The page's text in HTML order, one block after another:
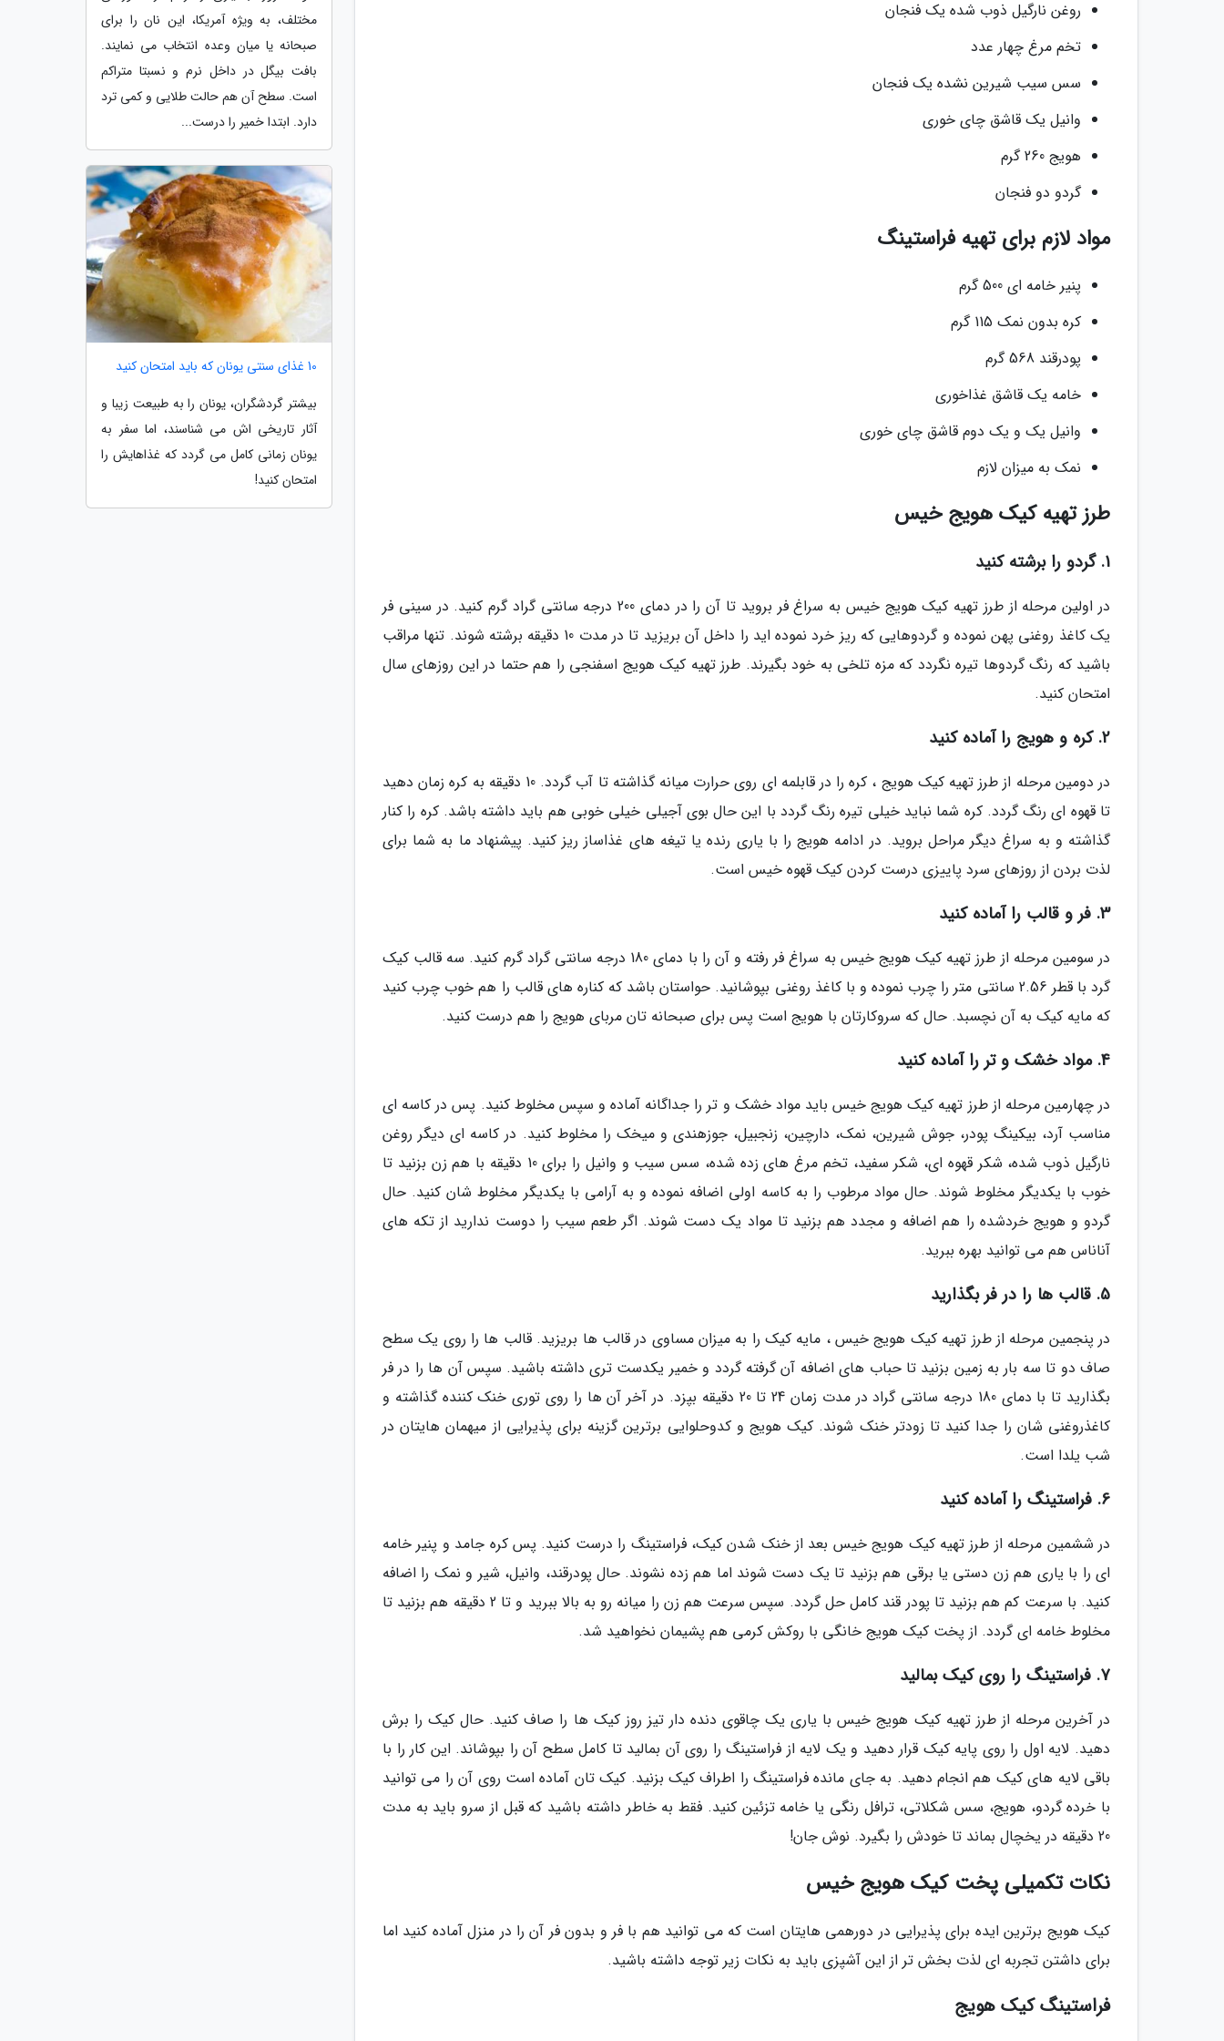
روغن نارگیل ذوب شده یک فنجان
تخم مرغ چهار عدد
سس سیب شیرین نشده یک فنجان
وانیل یک قاشق چای خوری
هویج 260 گرم
گردو دو فنجان
مواد لازم برای تهیه فراستینگ
پنیر خامه ای 500 گرم
کره بدون نمک 115 گرم
پودرقند 568 گرم
خامه یک قاشق غذاخوری
وانیل یک و یک دوم قاشق چای خوری
نمک به میزان لازم
طرز تهیه کیک هویج خیس
1. گردو را برشته کنید
در اولین مرحله از طرز تهیه کیک هویج خیس به سراغ فر بروید تا آن را در دمای 200 درجه سانتی گراد گرم کنید. در سینی فر
یک کاغذ روغنی پهن نموده و گردوهایی که ریز خرد نموده اید را داخل آن بریزید تا در مدت 10 دقیقه برشته شوند. تنها مراقب
باشید که رنگ گردوها تیره نگردد که مزه تلخی به خود بگیرند. طرز تهیه کیک هویج اسفنجی را هم حتما در این روزهای سال
امتحان کنید.
2. کره و هویج را آماده کنید
در دومین مرحله از طرز تهیه کیک هویج ، کره را در قابلمه ای روی حرارت میانه گذاشته تا آب گردد. 10 دقیقه به کره زمان دهید
تا قهوه ای رنگ گردد. کره شما نباید خیلی تیره رنگ گردد با این حال بوی آجیلی خیلی خوبی هم باید داشته باشد. کره را کنار
گذاشته و به سراغ دیگر مراحل بروید. در ادامه هویج را با یاری رنده یا تیغه های غذاساز ریز کنید. پیشنهاد ما به شما برای
لذت بردن از روزهای سرد پاییزی درست کردن کیک قهوه خیس است.
3. فر و قالب را آماده کنید
در سومین مرحله از طرز تهیه کیک هویج خیس به سراغ فر رفته و آن را با دمای 180 درجه سانتی گراد گرم کنید. سه قالب کیک
گرد با قطر 2.56 سانتی متر را چرب نموده و با کاغذ روغنی بپوشانید. حواستان باشد که کناره های قالب را هم خوب چرب کنید
که مایه کیک به آن نچسبد. حال که سروکارتان با هویج است پس برای صبحانه تان مربای هویج را هم درست کنید.
4. مواد خشک و تر را آماده کنید
در چهارمین مرحله از طرز تهیه کیک هویج خیس باید مواد خشک و تر را جداگانه آماده و سپس مخلوط کنید. پس در کاسه ای
مناسب آرد، بیکینگ پودر، جوش شیرین، نمک، دارچین، زنجبیل، جوزهندی و میخک را مخلوط کنید. در کاسه ای دیگر روغن
نارگیل ذوب شده، شکر قهوه ای، شکر سفید، تخم مرغ های زده شده، سس سیب و وانیل را برای 10 دقیقه با هم زن بزنید تا
خوب با یکدیگر مخلوط شوند. حال مواد مرطوب را به کاسه اولی اضافه نموده و به آرامی با یکدیگر مخلوط شان کنید. حال
گردو و هویج خردشده را هم اضافه و مجدد هم بزنید تا مواد یک دست شوند. اگر طعم سیب را دوست ندارید از تکه های
آناناس هم می توانید بهره ببرید.
5. قالب ها را در فر بگذارید
در پنجمین مرحله از طرز تهیه کیک هویج خیس ، مایه کیک را به میزان مساوی در قالب ها بریزید. قالب ها را روی یک سطح
صاف دو تا سه بار به زمین بزنید تا حباب های اضافه آن گرفته گردد و خمیر یکدست تری داشته باشید. سپس آن ها را در فر
بگذارید تا با دمای 180 درجه سانتی گراد در مدت زمان 24 تا 20 دقیقه بپزد. در آخر آن ها را روی توری خنک کننده گذاشته و
کاغذروغنی شان را جدا کنید تا زودتر خنک شوند. کیک هویج و کدوحلوایی برترین گزینه برای پذیرایی از میهمان هایتان در
شب یلدا است.
6. فراستینگ را آماده کنید
در ششمین مرحله از طرز تهیه کیک هویج خیس بعد از خنک شدن کیک، فراستینگ را درست کنید. پس کره جامد و پنیر خامه
ای را با یاری هم زن دستی یا برقی هم بزنید تا یک دست شوند اما هم زده نشوند. حال پودرقند، وانیل، شیر و نمک را اضافه
کنید. با سرعت کم هم بزنید تا پودر قند کامل حل گردد. سپس سرعت هم زن را میانه رو به بالا ببرید و تا 2 دقیقه هم بزنید تا
مخلوط خامه ای گردد. از پخت کیک هویج خانگی با روکش کرمی هم پشیمان نخواهید شد.
7. فراستینگ را روی کیک بمالید
در آخرین مرحله از طرز تهیه کیک هویج خیس با یاری یک چاقوی دنده دار تیز روز کیک ها را صاف کنید. حال کیک را برش
دهید. لایه اول را روی پایه کیک قرار دهید و یک لایه از فراستینگ را روی آن بمالید تا کامل سطح آن را بپوشاند. این کار را با
باقی لایه های کیک هم انجام دهید. به جای مانده فراستینگ را اطراف کیک بزنید. کیک تان آماده است روی آن را می توانید
با خرده گردو، هویج، سس شکلاتی، ترافل رنگی یا خامه تزئین کنید. فقط به خاطر داشته باشید که قبل از سرو باید به مدت
20 دقیقه در یخچال بماند تا خودش را بگیرد. نوش جان!
نکات تکمیلی پخت کیک هویج خیس
کیک هویج برترین ایده برای پذیرایی در دورهمی هایتان است که می توانید هم با فر و بدون فر آن را در منزل آماده کنید اما
برای داشتن تجربه ای لذت بخش تر از این آشپزی باید به نکات زیر توجه داشته باشید.
فراستینگ کیک هویج
مختلف، به ویژه آمریکا، این نان را برای
صبحانه یا میان وعده انتخاب می نمایند.
بافت بیگل در داخل نرم و نسبتا متراکم
است. سطح آن هم حالت طلایی و کمی ترد
دارد. ابتدا خمیر را درست...
10 غذای سنتی یونان که باید امتحان کنید
بیشتر گردشگران، یونان را به طبیعت زیبا و
آثار تاریخی اش می شناسند، اما سفر به
یونان زمانی کامل می گردد که غذاهایش را
امتحان کنید!